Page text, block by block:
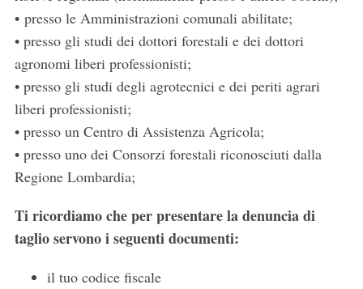
• presso le Amministrazioni comunali abilitate;
• presso gli studi dei dottori forestali e dei dottori
agronomi liberi professionisti;
• presso gli studi degli agrotecnici e dei periti agrari
liberi professionisti;
• presso un Centro di Assistenza Agricola;
• presso uno dei Consorzi forestali riconosciuti dalla
Regione Lombardia;
Ti ricordiamo che per presentare la denuncia di
taglio servono i seguenti documenti:
il tuo codice fiscale